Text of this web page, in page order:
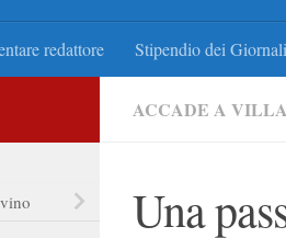
redattore Stipendio dei
ACCADE A
Una